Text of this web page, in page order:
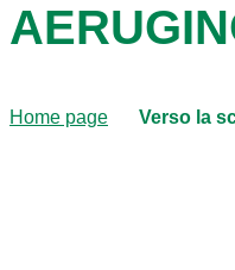
Home page Verso la